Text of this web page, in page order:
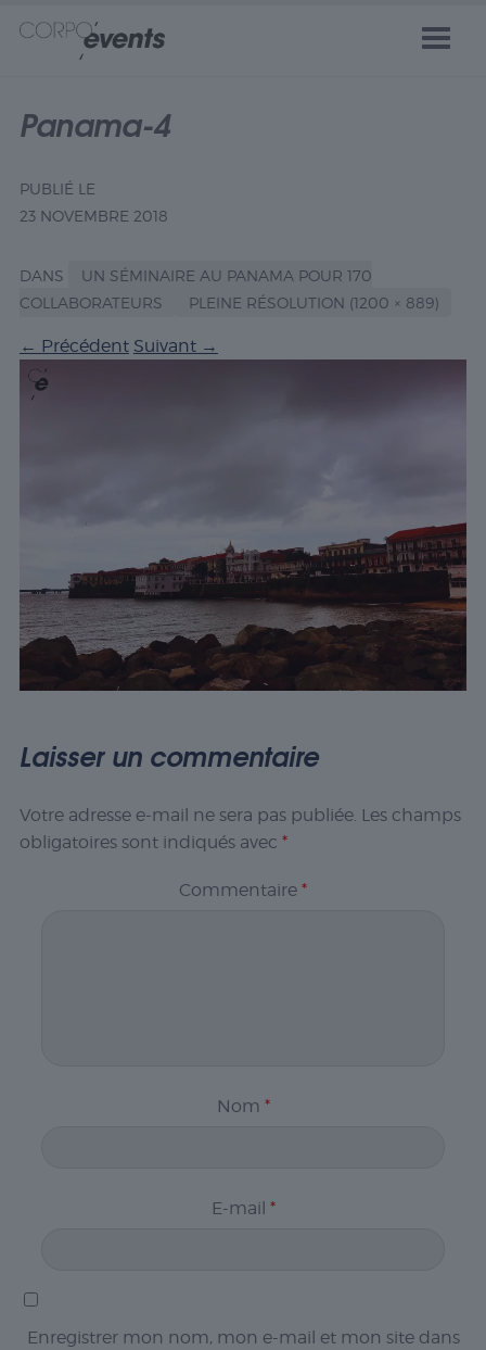
Panama-4
PUBLIÉ LE
23 NOVEMBRE 2018
DANS
UN SÉMINAIRE AU PANAMA POUR 170
COLLABORATEURS
PLEINE RÉSOLUTION (1200 × 889)
← Précédent Suivant →
Laisser un commentaire
Votre adresse e-mail ne sera pas publiée. Les champs
obligatoires sont indiqués avec *
Commentaire *
Nom *
E-mail *
Enregistrer mon nom, mon e-mail et mon site dans